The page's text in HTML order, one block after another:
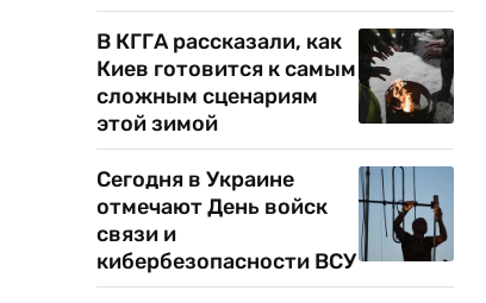
В КГГА рассказали, как
Киев готовится к самым
сложным сценариям
этой зимой
Сегодня в Украине
отмечают День войск
связи и
кибербезопасности ВСУ